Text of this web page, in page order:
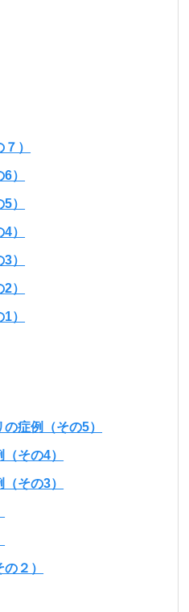
）
）
）
）
）
）
）
症例（その5）
その4）
その3）
２）